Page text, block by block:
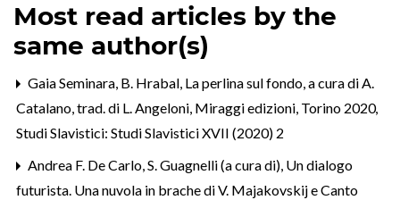
Most read articles by the
same author(s)
Gaia Seminara, B. Hrabal, La perlina sul fondo, a cura di A.
Catalano, trad. di L. Angeloni, Miraggi edizioni, Torino 2020,
Studi Slavistici: Studi Slavistici XVII (2020) 2
Andrea F. De Carlo,S. Guagnelli (a cura di), Un dialogo
futurista. Una nuvola in brache di V. Majakovskij e Canto